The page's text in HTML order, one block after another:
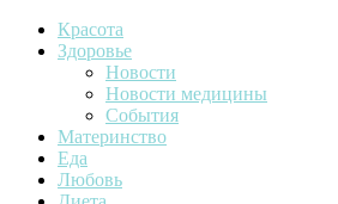
Красота
Здоровье
Новости
Новости медицины
События
Материнство
Еда
Любовь